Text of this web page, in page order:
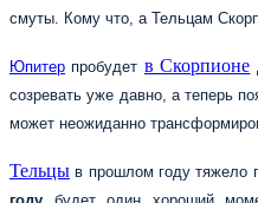
смуты. Кому что, а Тельцам
Юпитер пробудет в Скорпионе
созревать уже давно, а теперь
может неожиданно
Тельцы в прошлом году тяжело